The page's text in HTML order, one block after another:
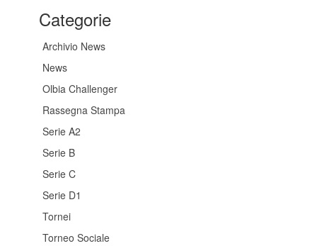
Categorie
Archivio News
News
Olbia Challenger
Rassegna Stampa
Serie A2
Serie B
Serie C
Serie D1
Tornei
Torneo Sociale